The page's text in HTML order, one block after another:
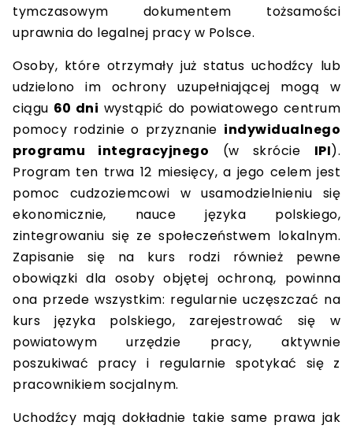
tymczasowym dokumentem tożsamości
uprawnia do legalnej pracy w Polsce.
Osoby, które otrzymały już status uchodźcy lub
udzielono im ochrony uzupełniającej mogą w
ciągu 60 dni wystąpić do powiatowego centrum
pomocy rodzinie o przyznanie indywidualnego
programu integracyjnego (w skrócie IPI).
Program ten trwa 12 miesięcy, a jego celem jest
pomoc cudzoziemcowi w usamodzielnieniu się
ekonomicznie, nauce języka polskiego,
zintegrowaniu się ze społeczeństwem lokalnym.
Zapisanie się na kurs rodzi również pewne
obowiązki dla osoby objętej ochroną, powinna
ona przede wszystkim: regularnie uczęszczać na
kurs języka polskiego, zarejestrować się w
powiatowym urzędzie pracy, aktywnie
poszukiwać pracy i regularnie spotykać się z
pracownikiem socjalnym.
Uchodźcy mają dokładnie takie same prawa jak